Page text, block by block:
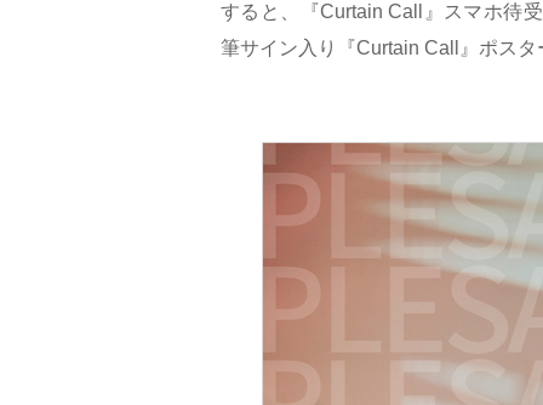
すると、『Curtain Call』スマホ待
筆サイン入り『Curtain Call』ポス